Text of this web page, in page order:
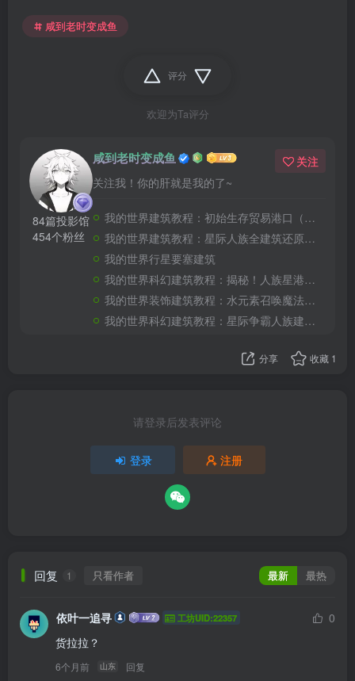
咸到老时变成鱼
评分
欢迎为Ta评分
84篇投影馆
454个粉丝
咸到老时变成鱼
关注我！你的肝就是我的了~
关注
我的世界建筑教程：初始生存贸易港口（我的世界投影）——你要来加入我们的贸易船队嘛？
我的世界建筑教程：星际人族全建筑还原合集（全新投影）——收藏这一个超长合集就够了！
我的世界行星要塞建筑
我的世界科幻建筑教程：揭秘！人族星港（我的世界投影）如何生产大和战列舰！
我的世界装饰建筑教程：水元素召唤魔法书喷泉（我的世界投影）——谁能拒绝一本能召唤水元素的魔法书呢？
我的世界科幻建筑教程：星际争霸人族建筑补全（我的世界投影）——星轨、尖牙炮台与科技反应堆
分享 收藏 1
请登录后发表评论
登录 注册
回复 1 只看作者 最新 最热
依叶一追寻 工坊UID:22357
0
货拉拉？
6个月前 山东 回复